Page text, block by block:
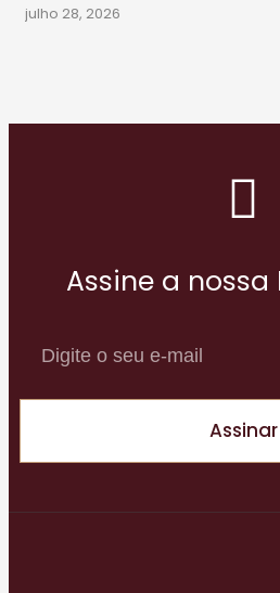
julho 28, 2026
Assine a
Assinar